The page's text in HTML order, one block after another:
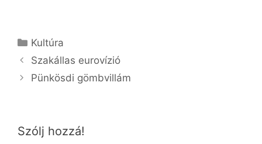
Kategória
Kultúra
Szakállas eurovízió
Pünkösdi gömbvillám
Szólj hozzá!